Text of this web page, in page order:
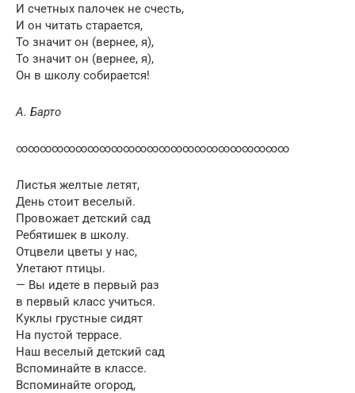
И счетных палочек не счесть,
И он читать старается,
То значит он (вернее, я),
То значит он (вернее, я),
Он в школу собирается!
А. Барто
∞∞∞∞∞∞∞∞∞∞∞∞∞∞∞∞∞∞∞∞∞∞∞
Листья желтые летят,
День стоит веселый.
Провожает детский сад
Ребятишек в школу.
Отцвели цветы у нас,
Улетают птицы.
— Вы идете в первый раз
в первый класс учиться.
Куклы грустные сидят
На пустой террасе.
Наш веселый детский сад
Вспоминайте в классе.
Вспоминайте огород,